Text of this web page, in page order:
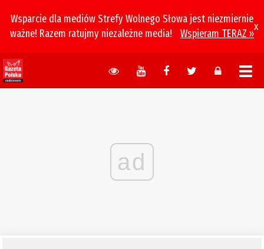
Wsparcie dla mediów Strefy Wolnego Słowa jest niezmiernie
ważne! Razem ratujmy niezależne media!
Wspieram TERAZ »
x
ad